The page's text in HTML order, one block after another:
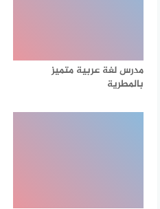
مدرس لغة عربية متميز
بالمطرية